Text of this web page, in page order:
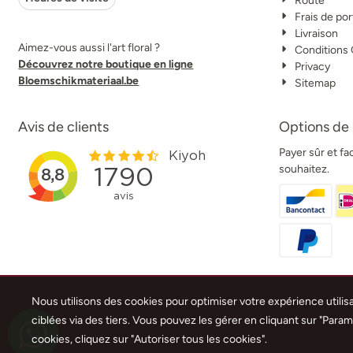
Aimez-vous aussi l'art floral ?
Découvrez notre boutique en ligne
Bloemschikmateriaal.be
Frais de
Livraison
Conditions
Privacy
Sitemap
Avis de clients Options de
Payer sûr et
souhaitez.
Nous utilisons des cookies pour optimiser votre expérience
ciblées via des tiers. Vous pouvez les gérer en cliquant sur
cookies, cliquez sur "Autoriser tous les cookies".